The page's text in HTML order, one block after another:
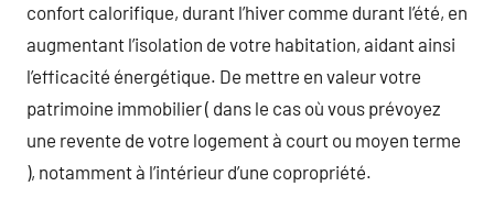
confort calorifique, durant l’hiver comme durant l’été, en
augmentant l’isolation de votre habitation, aidant ainsi
l’efficacité énergétique. De mettre en valeur votre
patrimoine immobilier ( dans le cas où vous prévoyez
une revente de votre logement à court ou moyen terme
), notamment à l’intérieur d’une copropriété.